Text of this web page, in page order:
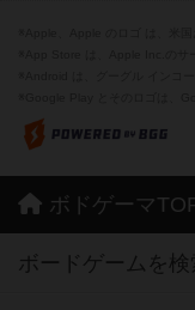
ボドゲーマ
ボードゲームを検